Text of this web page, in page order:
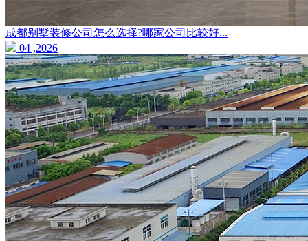
成都别墅装修公司怎么选择?哪家公司比较好...
04 ,2026